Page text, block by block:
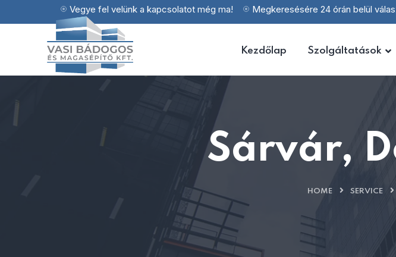
Vegye fel velünk a kapcsolatot még ma! Megkeresésére 24 órán belül
Kezdőlap Szolgáltatások
Sárvár,
HOME SERVICE